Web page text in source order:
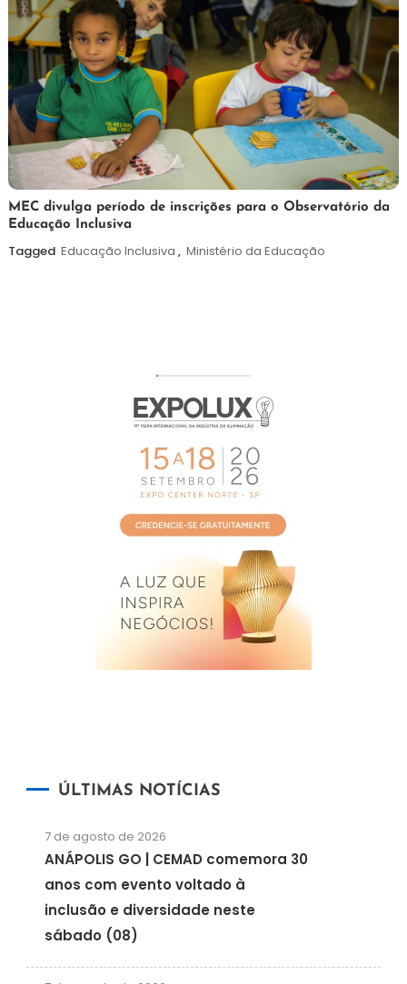
7
de
agosto
Maurilio
MEC divulga período de inscrições para o Observatório da
Educação Inclusiva
Tagged Educação Inclusiva , Ministério da Educação
ÚLTIMAS NOTÍCIAS
7 de agosto de 2026
ANÁPOLIS GO | CEMAD comemora 30
anos com evento voltado à
inclusão e diversidade neste
sábado (08)